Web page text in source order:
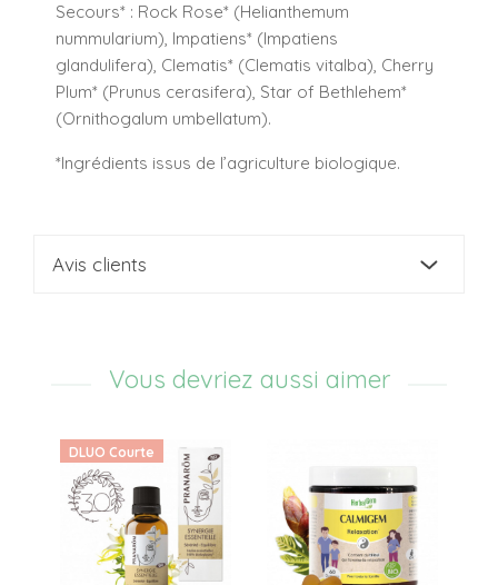
Secours* : Rock Rose* (Helianthemum
nummularium), Impatiens* (Impatiens
glandulifera), Clematis* (Clematis vitalba), Cherry
Plum* (Prunus cerasifera), Star of Bethlehem*
(Ornithogalum umbellatum).
*Ingrédients issus de l’agriculture biologique.
Avis clients
Vous devriez aussi aimer
DLUO Courte